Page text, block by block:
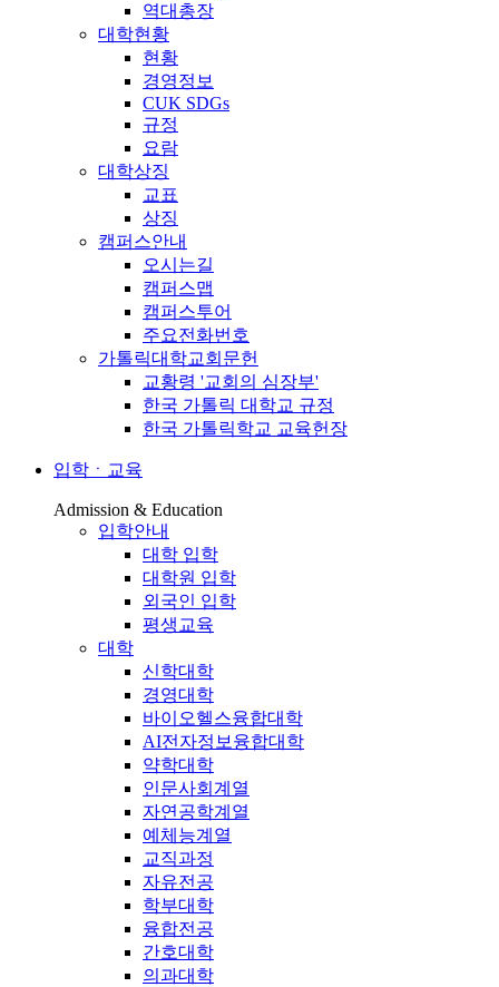
역대총장
대학현황
현황
경영정보
CUK SDGs
규정
요람
대학상징
교표
상징
캠퍼스안내
오시는길
캠퍼스맵
캠퍼스투어
주요전화번호
가톨릭대학교회문헌
교황령 '교회의 심장부'
한국 가톨릭 대학교 규정
한국 가톨릭학교 교육헌장
입학ㆍ교육
Admission & Education
입학안내
대학 입학
대학원 입학
외국인 입학
평생교육
대학
신학대학
경영대학
바이오헬스융합대학
AI전자정보융합대학
약학대학
인문사회계열
자연공학계열
예체능계열
교직과정
자유전공
학부대학
융합전공
간호대학
의과대학